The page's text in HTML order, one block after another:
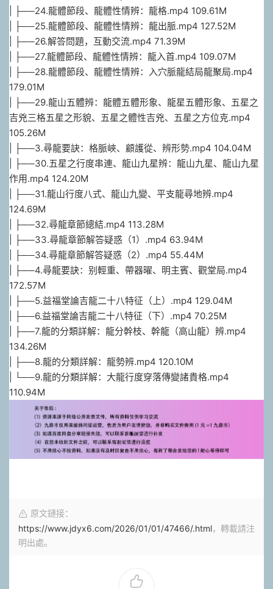
| ├──24.龍體節段、龍體性情辨：龍格.mp4 109.61M
| ├──25.龍體節段、龍體性情辨：龍出脈.mp4 127.52M
| ├──26.解答問題，互動交流.mp4 71.39M
| ├──27.龍體節段、龍體性情辨：龍入首.mp4 109.07M
| ├──28.龍體節段、龍體性情辨：入穴脈龍結局龍聚局.mp4
179.01M
| ├──29.龍山五體辨：龍體五體形象、龍星五體形象、五星之
吉兇三格五星之形貌、五星之體性吉兇、五星之方位克.mp4
105.26M
| ├──3.尋龍要訣：格脈峽、顧護從、辨形勢.mp4 104.04M
| ├──30.五星之行度串連、龍山九星辨：龍山九星、龍山九星
作用.mp4 124.20M
| ├──31.龍山行度八式、龍山九變、平支龍尋地辨.mp4
124.69M
| ├──32.尋龍章節總結.mp4 113.28M
| ├──33.尋龍章節解答疑惑（1）.mp4 63.94M
| ├──34.尋龍章節解答疑惑（2）.mp4 55.44M
| ├──4.尋龍要訣：别輕重、帶器曜、明主賓、觀堂局.mp4
172.57M
| ├──5.益福堂論吉龍二十八特征（上）.mp4 129.04M
| ├──6.益福堂論吉龍二十八特征（下）.mp4 70.25M
| ├──7.龍的分類詳解：龍分幹枝、幹龍（高山龍）辨.mp4
134.26M
| ├──8.龍的分類詳解：龍勢辨.mp4 120.10M
| └──9.龍的分類詳解：大龍行度穿落傳變諸貴格.mp4
110.94M
原文鏈接：
https://www.jdyx6.com/2026/01/01/47466/.html，轉載請注
明出處。